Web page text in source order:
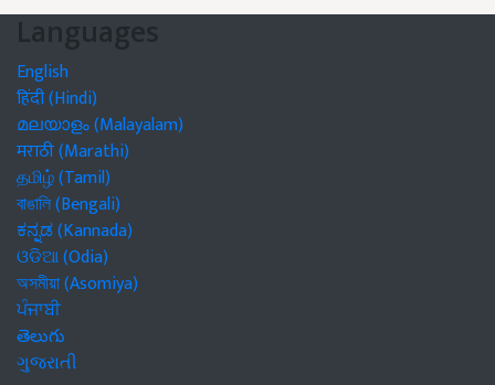
Languages
English
हिंदी (Hindi)
മലയാളം (Malayalam)
मराठी (Marathi)
தமிழ் (Tamil)
বাঙালি (Bengali)
ಕನ್ನಡ (Kannada)
ଓଡିଆ (Odia)
অসমীয়া (Asomiya)
ਪੰਜਾਬੀ
తెలుగు
ગુજરાતી